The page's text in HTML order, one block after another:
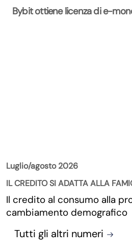
Bybit ottiene licenza di e-
Luglio/agosto 2026
IL CREDITO SI ADATTA ALLA
Il credito al consumo alla
cambiamento demografico
Tutti gli altri numeri